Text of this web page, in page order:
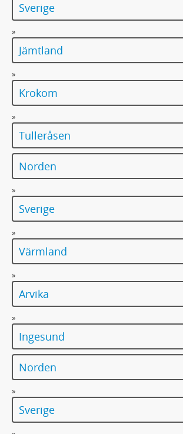
Sverige
»
Jämtland
»
Krokom
»
Tulleråsen
Norden
»
Sverige
»
Värmland
»
Arvika
»
Ingesund
Norden
»
Sverige